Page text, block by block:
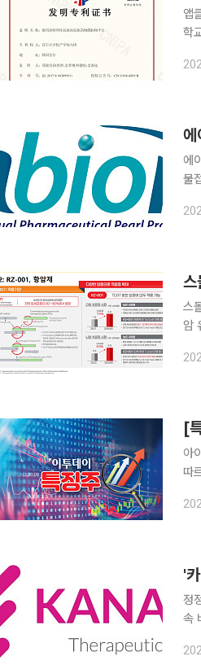
앱
학
번
에
물
스
암
의
[
아
따
하
'
정
속 바이오
주